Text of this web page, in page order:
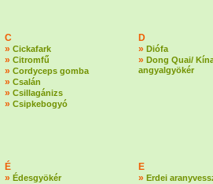
C
» Cickafark
» Citromfű
» Cordyceps gomba
» Csalán
» Csillagánizs
» Csipkebogyó
D
» Diófa
» Dong Quai/
angyalgyökér
É
» Édesgyökér
E
» Erdei